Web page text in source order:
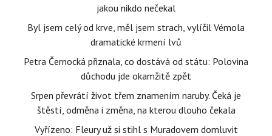
jakou nikdo nečekal
Byl jsem celý od krve, měl jsem strach, vylíčil Vémola
dramatické krmení lvů
Petra Černocká přiznala, co dostává od státu: Polovina
důchodu jde okamžitě zpět
Srpen převrátí život třem znamením naruby. Čeká je
štěstí, odměna i změna, na kterou dlouho čekala
Vyřízeno: Fleury už si stihl s Muradovem domluvit